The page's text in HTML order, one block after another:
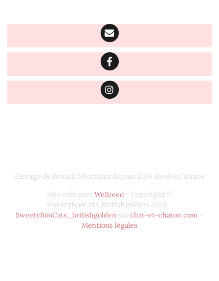
Elevage de British Shorthair depuis 2019 situé en Yonne
Site créé avec WeBreed - Copyright©
SweetyBooCats_Britishgolden 2026 -
SweetyBooCats_Britishgolden surchat-et-chaton.com -
Mentions légales